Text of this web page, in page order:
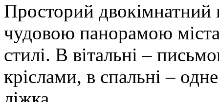
Просторий
чудовою панорамою
стилі. В вітальні –
кріслами, в спальні –